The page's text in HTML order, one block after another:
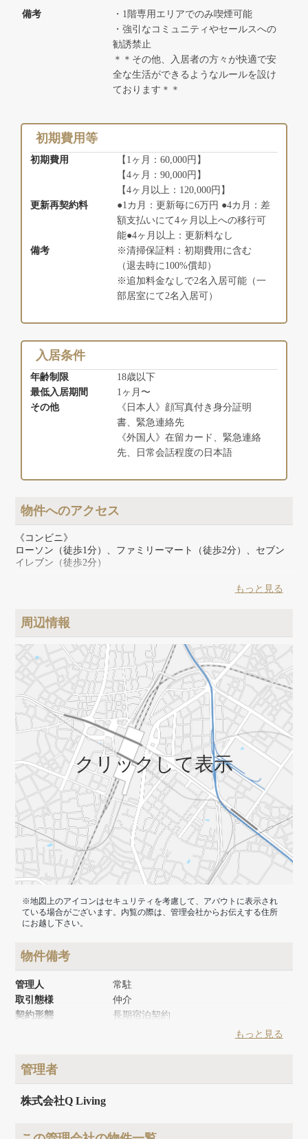
備考
・1階専用エリアでのみ喫煙可能
・強引なコミュニティやセールスへの
勧誘禁止
＊＊その他、入居者の方々が快適で安
全な生活ができるようなルールを設け
ております＊＊
初期費用等
初期費用
【1ヶ月：60,000円】
【4ヶ月：90,000円】
【4ヶ月以上：120,000円】
更新再契約料
●1カ月：更新毎に6万円 ●4カ月：差
額支払いにて4ヶ月以上への移行可
能●4ヶ月以上：更新料なし
備考
※清掃保証料：初期費用に含む
（退去時に100%償却）
※追加料金なしで2名入居可能（一
部居室にて2名入居可）
入居条件
年齢制限
18歳以下
最低入居期間
1ヶ月〜
その他
《日本人》顔写真付き身分証明
書、緊急連絡先
《外国人》在留カード、緊急連絡
先、日常会話程度の日本語
物件へのアクセス
《コンビニ》
ローソン（徒歩1分）、ファミリーマート（徒歩2分）、セブン
イレブン（徒歩2分）
ココカラファイン（徒歩3分）、マツモトキヨシ（徒歩3分）、
ダイソー（徒歩15分）、ヤマト運輸発送カウンター（徒歩30
秒）、三井記念病院（徒歩11分）、隅田川テラス(徒歩6分）、
フィットネスジム／サウナ（徒歩10分圏内に複数）
もっと見る
周辺情報
クリックして表示
※地図上のアイコンはセキュリティを考慮して、アバウトに表示され
ている場合がございます。内覧の際は、管理会社からお伝えする住所
にお越し下さい。
物件備考
管理人
常駐
取引態様
仲介
契約形態
長期宿泊契約
建物面積
建物構造
もっと見る
管理者
株式会社Q Living